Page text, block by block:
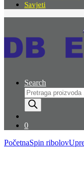
Savjeti
Search
Products
search
0
PočetnaSpin ribolov